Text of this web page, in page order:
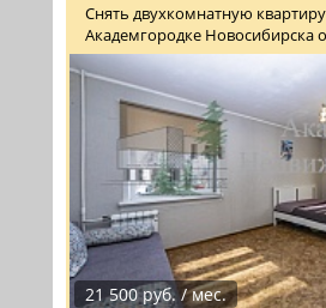
Снять двухкомнатную
Академгородке Новосибирска
21 500 руб. / мес.